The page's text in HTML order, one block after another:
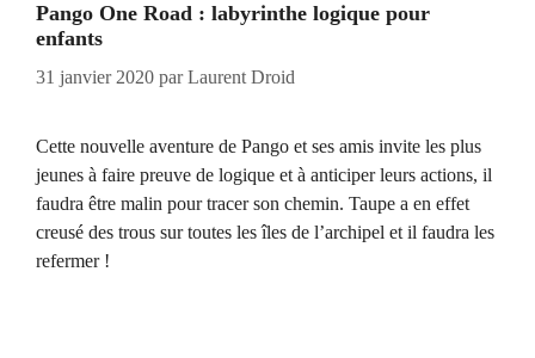
Pango One Road : labyrinthe logique pour
enfants
31 janvier 2020 parLaurent Droid
Cette nouvelle aventure de Pango et ses amis invite les plus
jeunes à faire preuve de logique et à anticiper leurs actions, il
faudra être malin pour tracer son chemin. Taupe a en effet
creusé des trous sur toutes les îles de l’archipel et il faudra les
refermer !